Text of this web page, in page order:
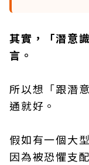
其實，「潛意
言。
所以想「跟潛
通就好。
假如有一個大
因為被恐懼支